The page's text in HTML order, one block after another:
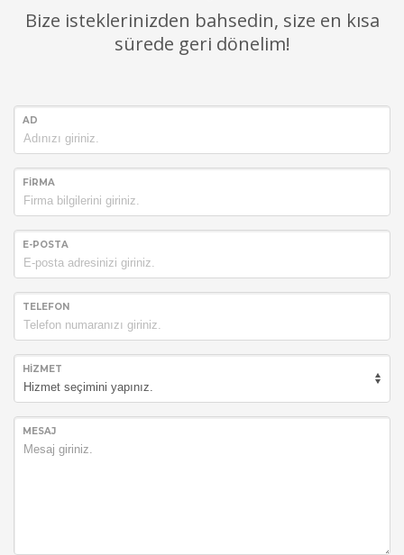
Bize isteklerinizden bahsedin, size en kısa
sürede geri dönelim!
AD
FIRMA
E-POSTA
TELEFON
HIZMET
MESAJ